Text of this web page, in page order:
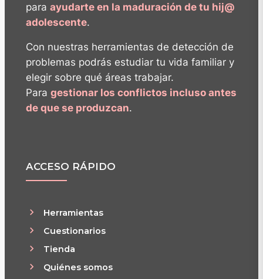
para ayudarte en la maduración de tu hij@
adolescente.
Con nuestras herramientas de detección de
problemas podrás estudiar tu vida familiar y
elegir sobre qué áreas trabajar.
Para gestionar los conflictos incluso antes
de que se produzcan.
ACCESO RÁPIDO
Herramientas
Cuestionarios
Tienda
Quiénes somos